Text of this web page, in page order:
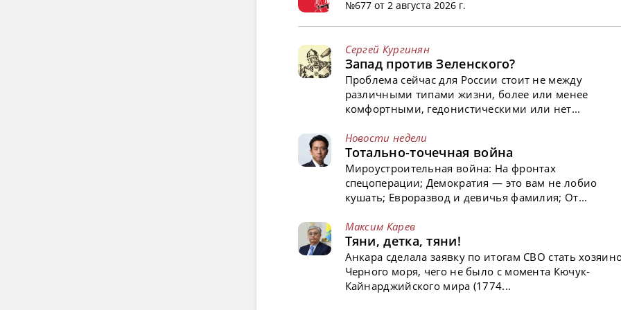
№677 от 2 августа 2026 г.
Сергей Кургинян
Запад против Зеленского?
Проблема сейчас для России стоит не между
различными типами жизни, более или менее
комфортными, гедонистическими или нет...
Новости недели
Тотально-точечная война
Мироустроительная война: На фронтах
спецоперации; Демократия — это вам не лобио
кушать; Евроразвод и девичья фамилия; От...
Максим Карев
Тяни, детка, тяни!
Анкара сделала заявку по итогам СВО стать
Черного моря, чего не было с момента Кючук-
Кайнарджийского мира (1774...